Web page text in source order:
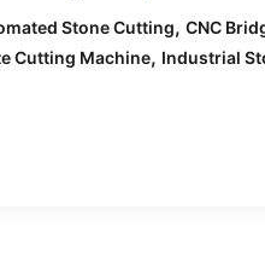
Stone Cutting, CNC
Cutting Machine, Industrial